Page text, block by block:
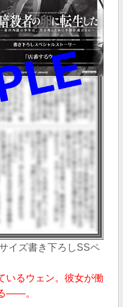
イズ書き下ろしSSペ
るウェン。彼女が働
――。